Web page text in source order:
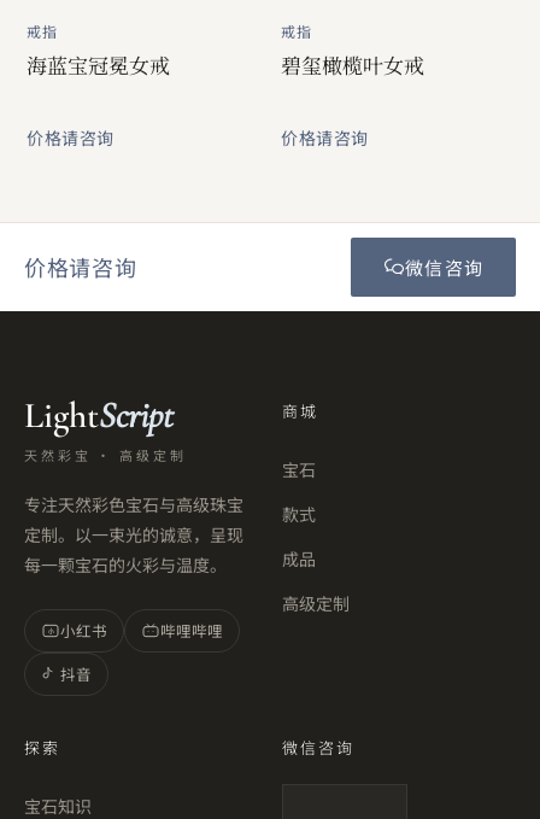
戒指
海蓝宝冠冕女戒
价格请咨询
戒指
碧玺橄榄叶女戒
价格请咨询
价格请咨询 微信咨询
LightScript
天然彩宝 · 高级定制
专注天然彩色宝石与高级珠宝
定制。以一束光的诚意，呈现
每一颗宝石的火彩与温度。
小 小红书
哔哩哔哩
抖音
商城
宝石
款式
成品
高级定制
探索
宝石知识
微信咨询